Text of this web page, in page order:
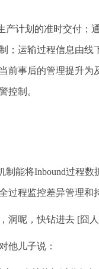
计划的准时交付；
；运输过程信息由
前事后的管理提升为
控制。
能将Inbound过程数
过程监控差异管理和
洞呢，快钻进去 [囧
儿子说：